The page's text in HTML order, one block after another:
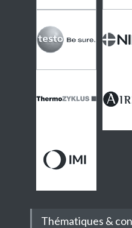
Thématiques &